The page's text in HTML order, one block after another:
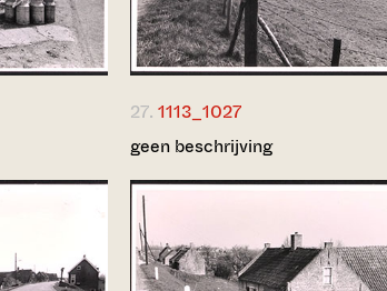
27. 1113_1027
geen beschrijving